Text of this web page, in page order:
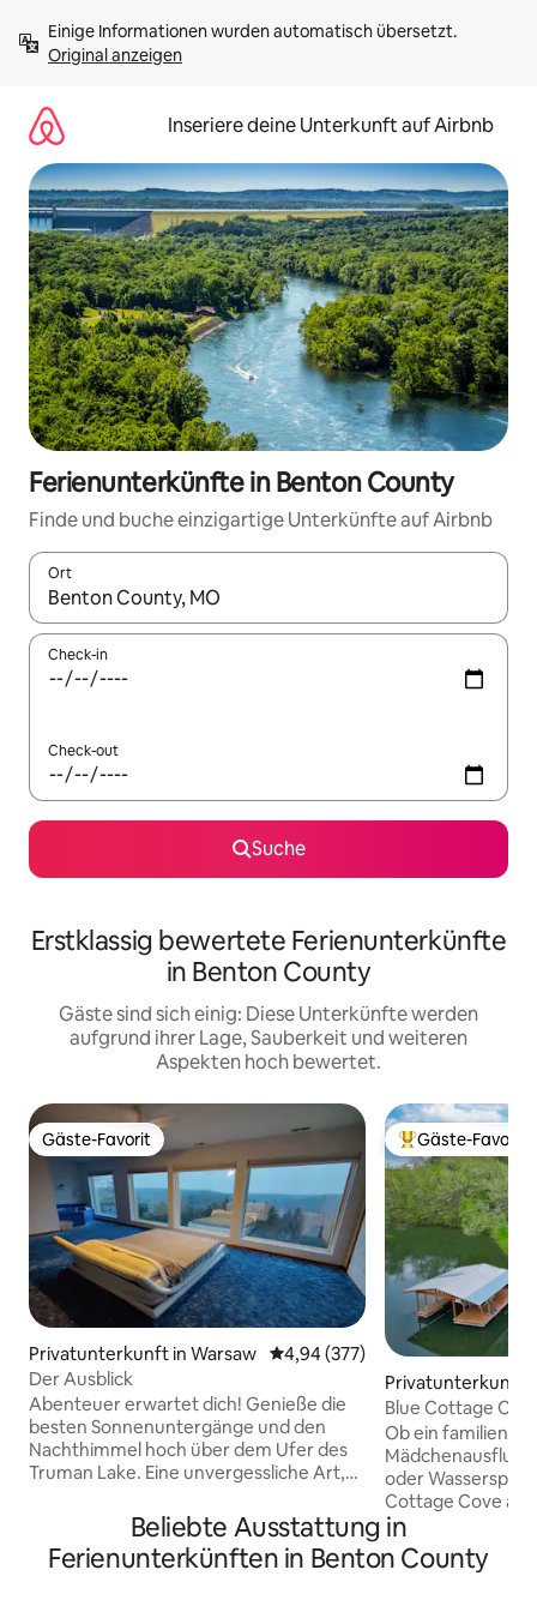
Inhalten
springenOriginal anzeigen
Inseriere deine Unterkunft auf Airbnb
Ferienunterkünfte in Benton County
Finde und buche einzigartige Unterkünfte auf Airbnb
Ort
Wenn Ergebnisse verfügbar sind, navigiere mit den
Check-in
Check-out
Suche
Erstklassig bewertete Ferienunterkünfte
in Benton County
Gäste sind sich einig: Diese Unterkünfte werden
aufgrund ihrer Lage, Sauberkeit und weiteren
Aspekten hoch bewertet.
Gäste-Favorit
Gäste-Favorit
Privatunterkunft in Warsaw Durchschnittliche Bewertung:
4,94 (377)
Der Ausblick
Abenteuer erwartet dich! Genieße die
besten Sonnenuntergänge und den
Nachthimmel hoch über dem Ufer des
Truman Lake. Eine unvergessliche Art,
romantische Kurztrips,
Abenteuerlustige und Touristen
gleichermaßen. Die Nachbarschaft ist
Beliebter Gäste-
Gäste-Favorit
Privatunterkunft
Blue Cottage
Ob ein
Mädchenausflug
oder
Cottage Cove am
am Lake of the
Renoviertes
und 2 Bädern mit
Beliebte Ausstattung in
Ferienunterkünften in Benton County